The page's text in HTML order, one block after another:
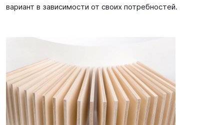
вариант в зависимости от своих потребностей.